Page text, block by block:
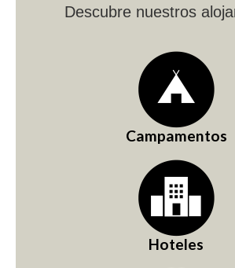
Descubre nuestros
Campamentos
Hoteles